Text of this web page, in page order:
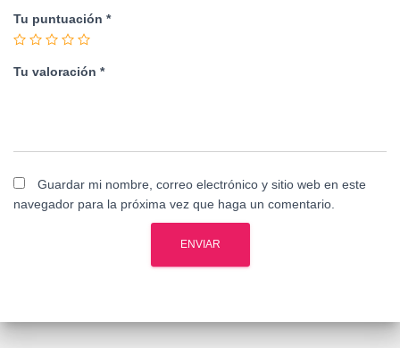
Tu puntuación *
Tu valoración *
Guardar mi nombre, correo electrónico y sitio web en este
navegador para la próxima vez que haga un comentario.